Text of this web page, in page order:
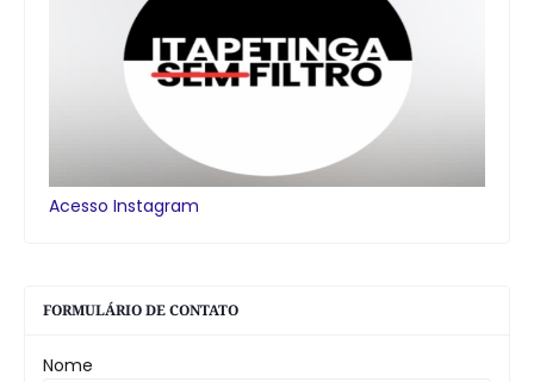
Acesso Instagram
FORMULÁRIO DE CONTATO
Nome